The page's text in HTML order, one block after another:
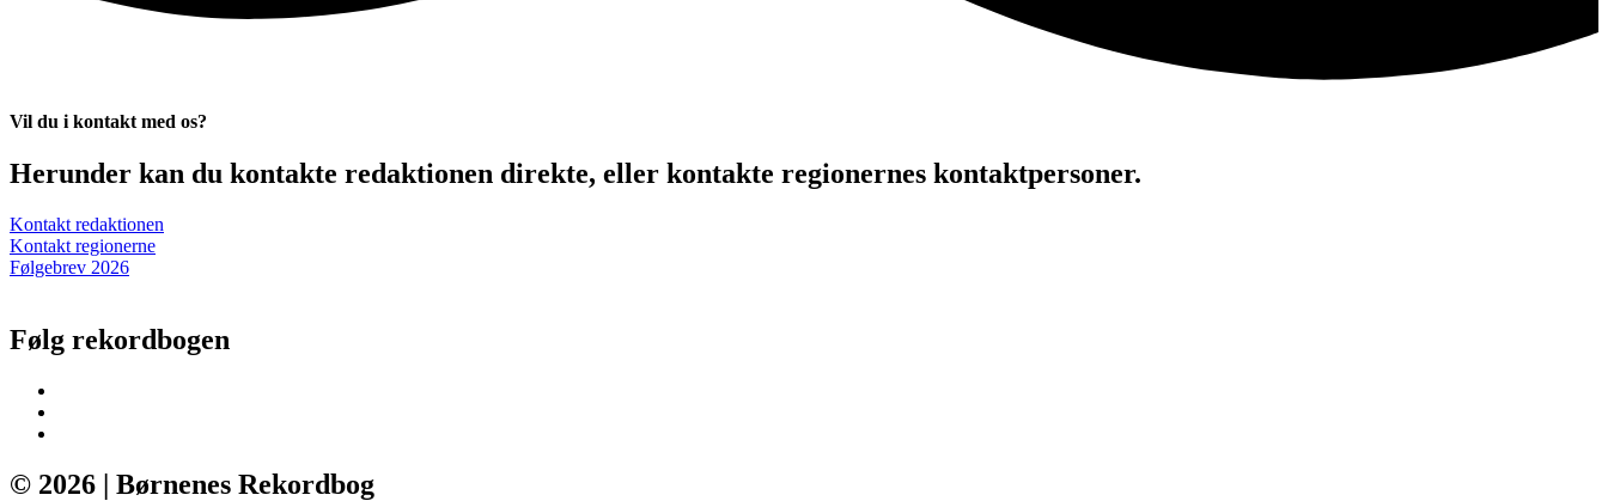
Vil du i kontakt med os?
Herunder kan du kontakte redaktionen direkte, eller kontakte regionernes kontaktpersoner.
Kontakt redaktionen
Kontakt regionerne
Følgebrev 2026
Følg rekordbogen
© 2026 | Børnenes Rekordbog